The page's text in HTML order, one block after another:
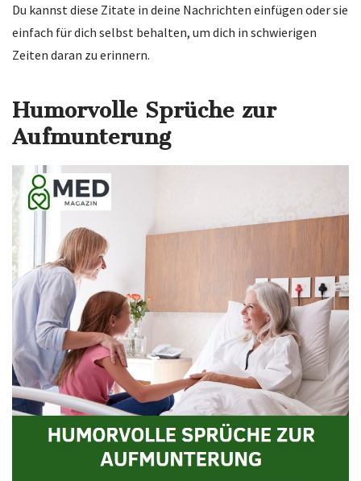
Du kannst diese Zitate in deine Nachrichten einfügen oder sie
einfach für dich selbst behalten, um dich in schwierigen
Zeiten daran zu erinnern.
Humorvolle Sprüche zur
Aufmunterung